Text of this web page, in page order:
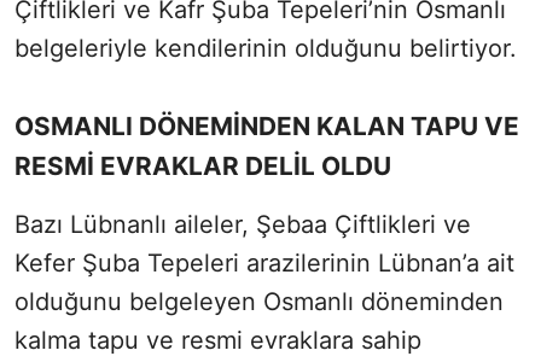
Çiftlikleri ve Kafr Şuba Tepeleri’nin Osmanlı
belgeleriyle kendilerinin olduğunu belirtiyor.
OSMANLI DÖNEMİNDEN KALAN TAPU VE
RESMİ EVRAKLAR DELİL OLDU
Bazı Lübnanlı aileler, Şebaa Çiftlikleri ve
Kefer Şuba Tepeleri arazilerinin Lübnan’a ait
olduğunu belgeleyen Osmanlı döneminden
kalma tapu ve resmi evraklara sahip